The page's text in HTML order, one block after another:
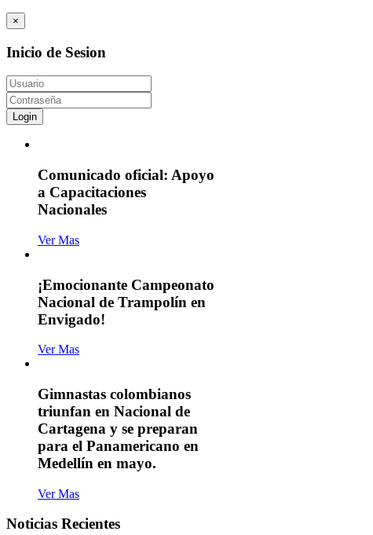
×
Inicio de Sesion
Login
Comunicado oficial: Apoyo
a Capacitaciones
Nacionales
Ver Mas
¡Emocionante Campeonato
Nacional de Trampolín en
Envigado!
Ver Mas
Gimnastas colombianos
triunfan en Nacional de
Cartagena y se preparan
para el Panamericano en
Medellín en mayo.
Ver Mas
Noticias Recientes